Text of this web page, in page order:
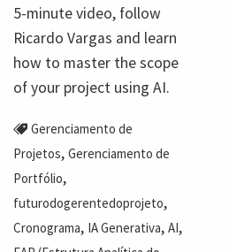
5-minute video, follow
Ricardo Vargas and learn
how to master the scope
of your project using AI.
Gerenciamento de
Projetos, Gerenciamento de
Portfólio,
futurodogerentedoprojeto,
Cronograma, IA Generativa, AI,